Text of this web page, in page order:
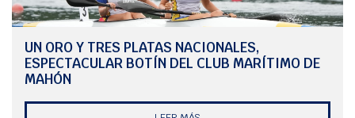
UN ORO Y TRES PLATAS NACIONALES,
ESPECTACULAR BOTÍN DEL CLUB MARÍTIMO DE
MAHÓN